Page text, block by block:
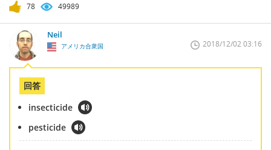
78 49989
Neil
アメリカ合衆国 2018/12/02 03:16
回答
insecticide
pesticide